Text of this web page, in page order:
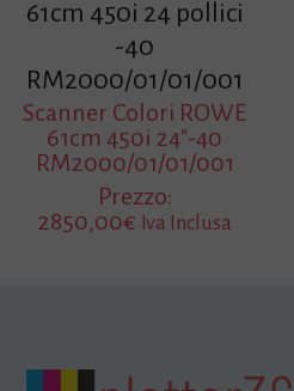
61cm 450i 24 pollici
-40
RM2000/01/01/001
Scanner Colori ROWE
61cm 450i 24″-40
RM2000/01/01/001
Prezzo:
2850,00€ Iva Inclusa